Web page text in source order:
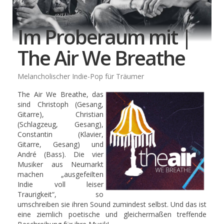
Im Proberaum mit |
The Air We Breathe
Melancholischer Indie-Pop für Träumer
The Air We Breathe, das
sind Christoph (Gesang,
Gitarre), Christian
(Schlagzeug, Gesang),
Constantin (Klavier,
Gitarre, Gesang) und
André (Bass). Die vier
Musiker aus Neumarkt
machen „ausgefeilten
Indie voll leiser
Traurigkeit“, so
umschreiben sie ihren Sound zumindest selbst. Und das ist
eine ziemlich poetische und gleichermaßen treffende